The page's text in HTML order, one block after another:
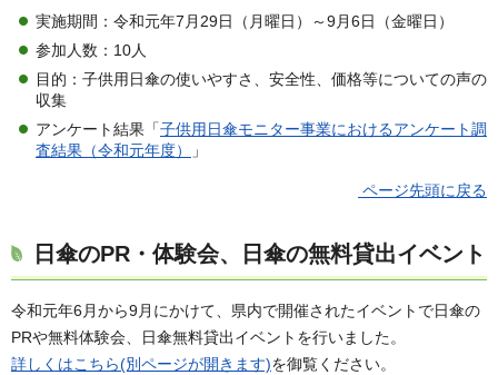
実施期間：令和元年7月29日（月曜日）～9月6日（金曜日）
参加人数：10人
目的：子供用日傘の使いやすさ、安全性、価格等についての声の
収集
アンケート結果「子供用日傘モニター事業におけるアンケート調
査結果（令和元年度）
」
ページ先頭に戻る
日傘のPR・体験会、日傘の無料貸出イベント
令和元年6月から9月にかけて、県内で開催されたイベントで日傘の
PRや無料体験会、日傘無料貸出イベントを行いました。
詳しくはこちら(別ページが開きます)を御覧ください。